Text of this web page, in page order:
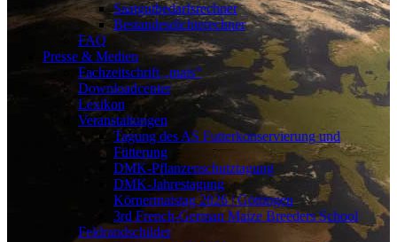
Saatgutbedarfsrechner
Bestandesdichterechner
FAQ
Presse & Medien
Fachzeitschrift „mais“
Downloadcenter
Lexikon
Veranstaltungen
Tagung des AS Futterkonservierung und
Fütterung
DMK-Pflanzenschutztagung
DMK-Jahrestagung
Körnermaistag 2026 | Göttingen
3rd French-German Maize Breeders School
Feldrandschilder